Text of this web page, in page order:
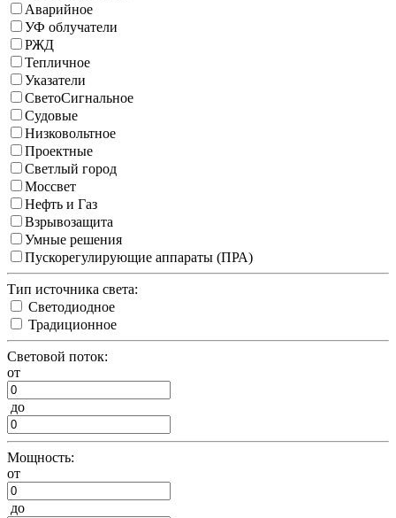
Аварийное
УФ облучатели
РЖД
Тепличное
Указатели
СветоСигнальное
Судовые
Низковольтное
Проектные
Светлый город
Моссвет
Нефть и Газ
Взрывозащита
Умные решения
Пускорегулирующие аппараты (ПРА)
Тип источника света:
Светодиодное
Традиционное
Световой поток:
от
до
Мощность:
от
до